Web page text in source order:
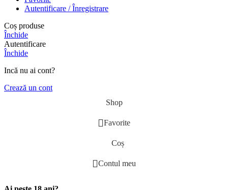
Autentificare / Înregistrare
Coș produse
Închide
Autentificare
Închide
Incă nu ai cont?
Crează un cont
Shop
Favorite
Coș
Contul meu